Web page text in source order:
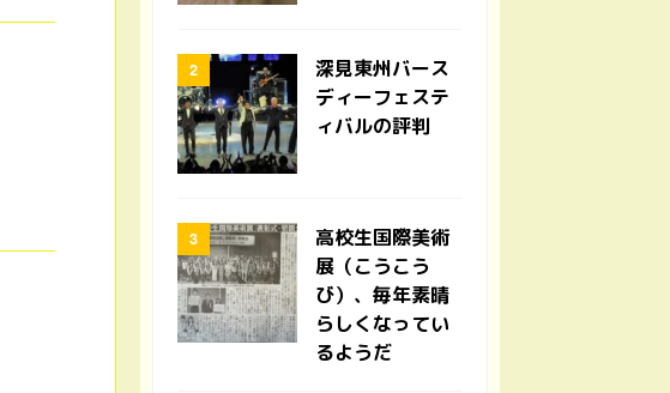
深見東州バース
ディーフェステ
ィバルの評判
高校生国際美術
展（こうこう
び）、毎年素晴
らしくなってい
るようだ